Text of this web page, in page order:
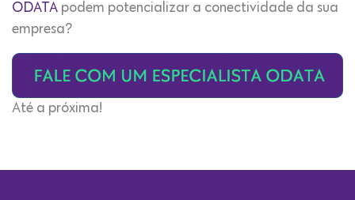
ODATA podem potencializar a conectividade da sua
empresa?
Até a próxima!